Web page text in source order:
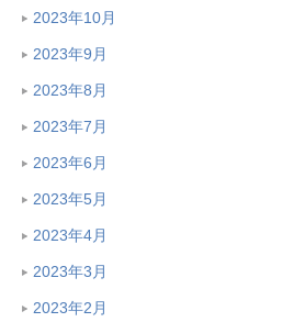
2023年10月
2023年9月
2023年8月
2023年7月
2023年6月
2023年5月
2023年4月
2023年3月
2023年2月